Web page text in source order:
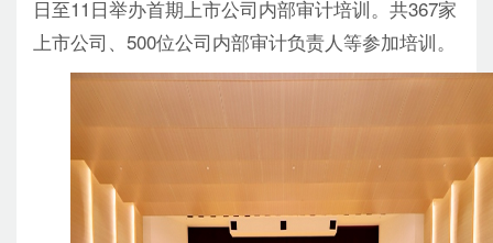
日至11日举办首期上市公司内部审计培训。共367家
上市公司、500位公司内部审计负责人等参加培训。